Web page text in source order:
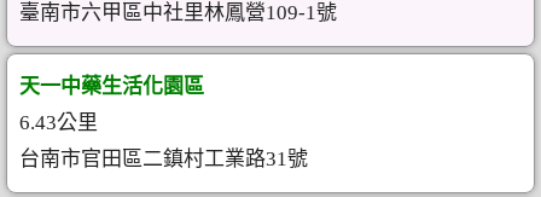
臺南市六甲區中社里林鳳營109-1號
天一中藥生活化園區
6.43公里
台南市官田區二鎮村工業路31號